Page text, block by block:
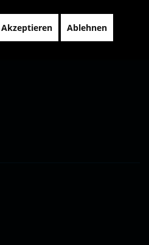
Kontakt Sitemap
Akzeptieren Ablehnen